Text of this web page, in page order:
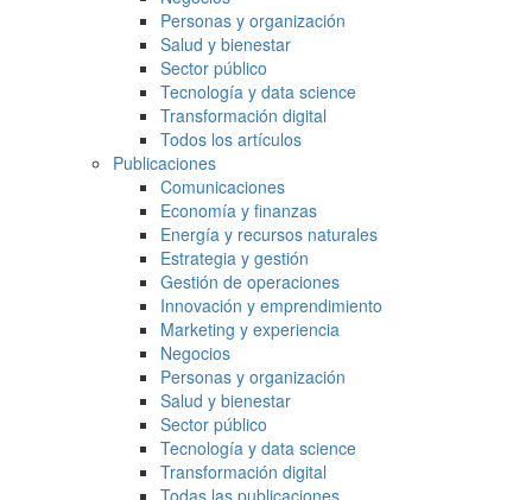
Personas y organización
Salud y bienestar
Sector público
Tecnología y data science
Transformación digital
Todos los artículos
Publicaciones
Comunicaciones
Economía y finanzas
Energía y recursos naturales
Estrategia y gestión
Gestión de operaciones
Innovación y emprendimiento
Marketing y experiencia
Negocios
Personas y organización
Salud y bienestar
Sector público
Tecnología y data science
Transformación digital